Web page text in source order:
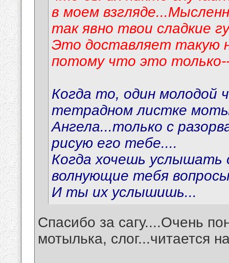
в моем
так явно твои сладкие
Это доставляет такую
потому что это
Когда то, один молодой
тетрадном листке
Ангела...только с
рисую его тебе....
Когда хочешь
волнующие тебя
И ты их услышишь...
Спасибо за сагу....Очень
мотылька, слог...читается